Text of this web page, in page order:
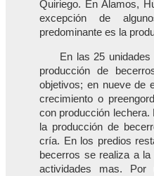
Quiriego. En Alamos,
excepción de
predominante es la
En las 25
producción de
objetivos; en nueve de
crecimiento o
con producción
la producción de
cría. En los predios
becerros se realiza a
actividades mas.